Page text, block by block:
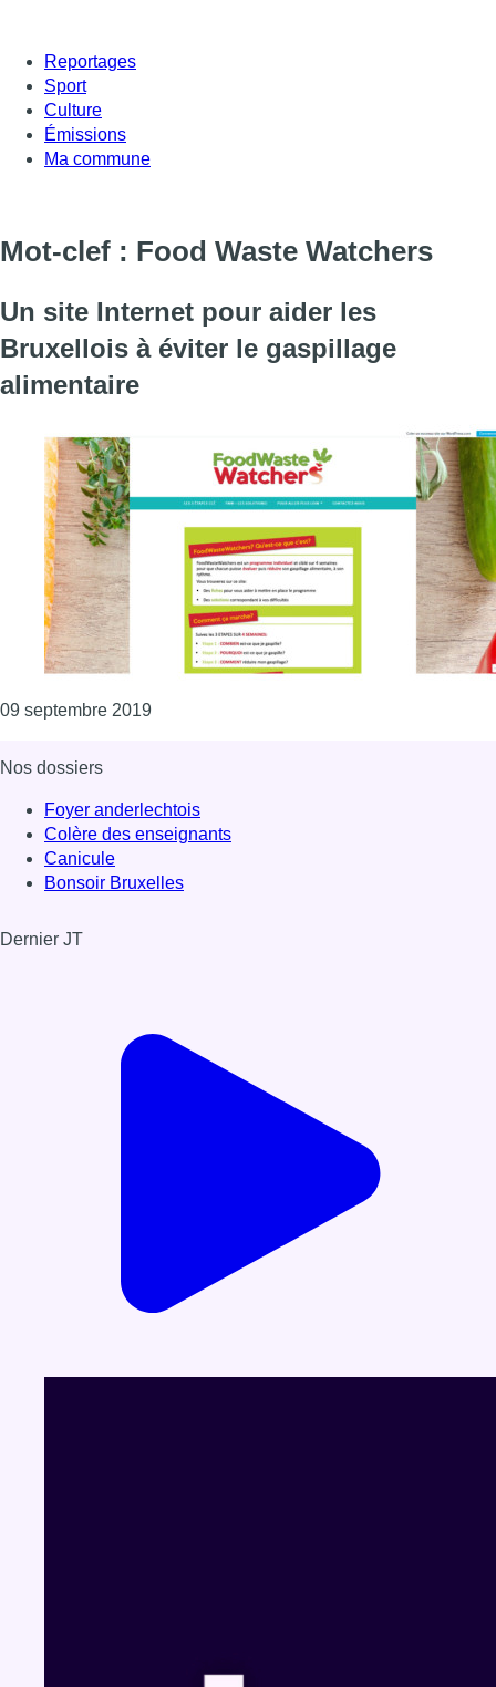
Reportages
Sport
Culture
Émissions
Ma commune
Mot-clef : Food Waste Watchers
Un site Internet pour aider les
Bruxellois à éviter le gaspillage
alimentaire
09 septembre 2019Consulter l'article "Un site Internet pour
Nos dossiers
Foyer anderlechtois
Colère des enseignants
Canicule
Bonsoir Bruxelles
Dernier JT